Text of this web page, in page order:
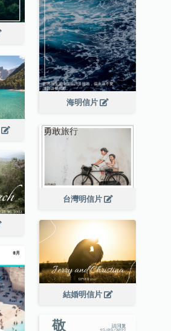
海明信片
台灣明信片
結婚明信片